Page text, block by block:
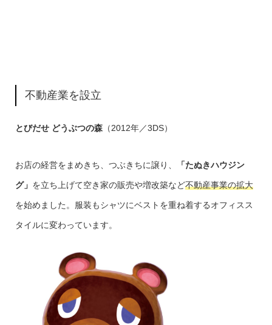
不動産業を設立
とびだせ どうぶつの森（2012年／3DS）
お店の経営をまめきち、つぶきちに譲り、 「たぬきハウジン
グ」 を立ち上げて空き家の販売や増改築など不動産事業の拡大
を始めました。服装もシャツにベストを重ね着するオフィスス
タイルに変わっています。